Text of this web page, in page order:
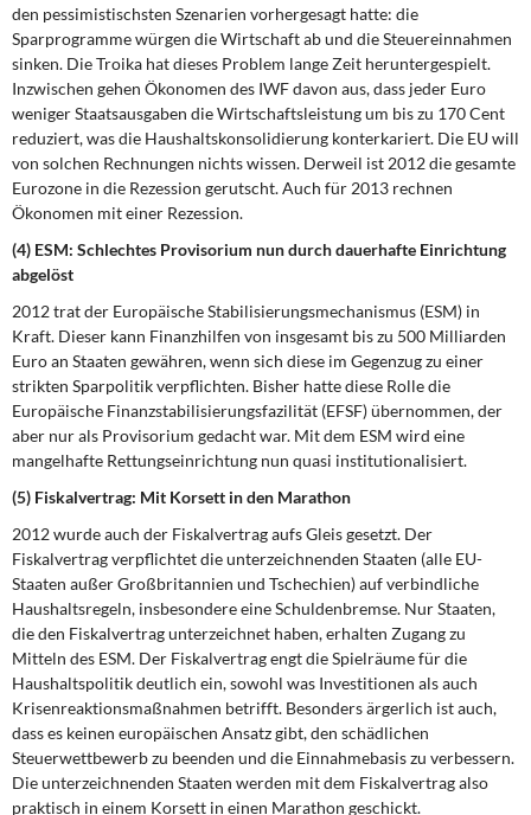
den pessimistischsten Szenarien vorhergesagt hatte: die
Sparprogramme würgen die Wirtschaft ab und die Steuereinnahmen
sinken. Die Troika hat dieses Problem lange Zeit heruntergespielt.
Inzwischen gehen Ökonomen des IWF davon aus, dass jeder Euro
weniger Staatsausgaben die Wirtschaftsleistung um bis zu 170 Cent
reduziert, was die Haushaltskonsolidierung konterkariert. Die EU will
von solchen Rechnungen nichts wissen. Derweil ist 2012 die gesamte
Eurozone in die Rezession gerutscht. Auch für 2013 rechnen
Ökonomen mit einer Rezession.
(4) ESM: Schlechtes Provisorium nun durch dauerhafte Einrichtung
abgelöst
2012 trat der Europäische Stabilisierungsmechanismus (ESM) in
Kraft. Dieser kann Finanzhilfen von insgesamt bis zu 500 Milliarden
Euro an Staaten gewähren, wenn sich diese im Gegenzug zu einer
strikten Sparpolitik verpflichten. Bisher hatte diese Rolle die
Europäische Finanzstabilisierungsfazilität (EFSF) übernommen, der
aber nur als Provisorium gedacht war. Mit dem ESM wird eine
mangelhafte Rettungseinrichtung nun quasi institutionalisiert.
(5) Fiskalvertrag: Mit Korsett in den Marathon
2012 wurde auch der Fiskalvertrag aufs Gleis gesetzt. Der
Fiskalvertrag verpflichtet die unterzeichnenden Staaten (alle EU-
Staaten außer Großbritannien und Tschechien) auf verbindliche
Haushaltsregeln, insbesondere eine Schuldenbremse. Nur Staaten,
die den Fiskalvertrag unterzeichnet haben, erhalten Zugang zu
Mitteln des ESM. Der Fiskalvertrag engt die Spielräume für die
Haushaltspolitik deutlich ein, sowohl was Investitionen als auch
Krisenreaktionsmaßnahmen betrifft. Besonders ärgerlich ist auch,
dass es keinen europäischen Ansatz gibt, den schädlichen
Steuerwettbewerb zu beenden und die Einnahmebasis zu verbessern.
Die unterzeichnenden Staaten werden mit dem Fiskalvertrag also
praktisch in einem Korsett in einen Marathon geschickt.